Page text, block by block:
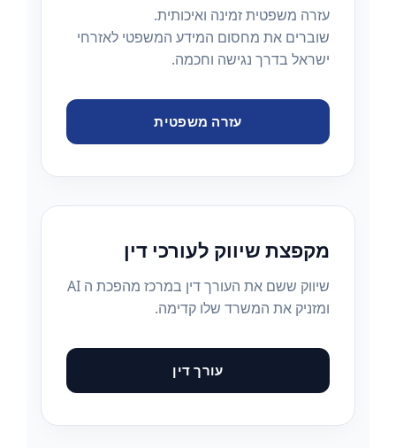
עזרה משפטית זמינה ואיכותית.
שוברים את מחסום המידע המשפטי לאזרחי
ישראל בדרך נגישה וחכמה.
עזרה משפטית
מקפצת שיווק לעורכי דין
שיווק ששם את העורך דין במרכז מהפכת ה AI
ומזניק את המשרד שלו קדימה.
עורך דין